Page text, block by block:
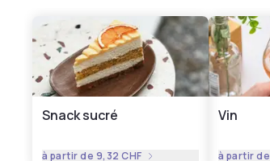
Snack sucré
à partir de 9,32 CHF
Vin
à partir de